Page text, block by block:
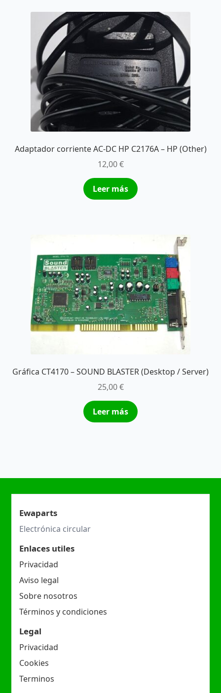
Adaptador corriente AC-DC HP C2176A – HP (Other)
12,00€
Leer más
Gráfica CT4170 – SOUND BLASTER (Desktop / Server)
25,00€
Leer más
Ewaparts
Electrónica circular
Enlaces utiles
Privacidad
Aviso legal
Sobre nosotros
Términos y condiciones
Legal
Privacidad
Cookies
Terminos